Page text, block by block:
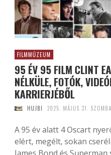
FILMMÚZEUM
95 ÉV 95 FILM CLINT
NÉLKÜLE, FOTÓK,
KARRIERJÉBŐL
HUJBI 2025. MÁJUS 31.
A 95 év alatt 4 Oscart
elért, megélt, sokan